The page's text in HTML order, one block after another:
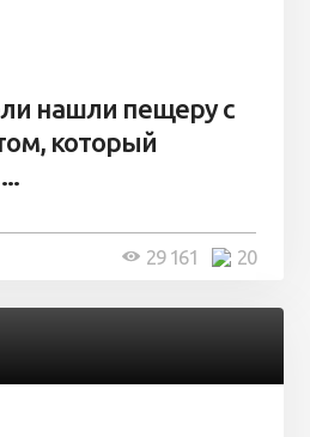
нашли пещеру с
который
20
29 161